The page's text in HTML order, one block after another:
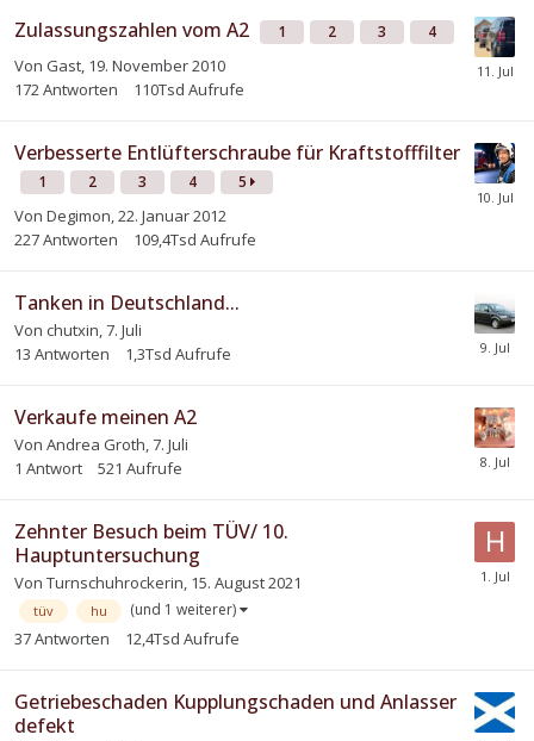
Zulassungszahlen vom A2 1 2 3 4
Von Gast, 19. November 2010
172Antworten 110Tsd Aufrufe
Verbesserte Entlüfterschraube für Kraftstofffilter
1 2 3 4 5
Von Degimon,22. Januar 2012
227Antworten 109,4Tsd Aufrufe
Tanken in Deutschland...
Von chutxin,7. Juli
13 Antworten 1,3Tsd Aufrufe
Verkaufe meinen A2
Von Andrea Groth,7. Juli
1 Antwort 521 Aufrufe
Zehnter Besuch beim TÜV/ 10.
Hauptuntersuchung
Von Turnschuhrockerin, 15. August 2021
tüv hu (und 1 weiterer)
37Antworten 12,4Tsd Aufrufe
Getriebeschaden Kupplungschaden und Anlasser
defekt